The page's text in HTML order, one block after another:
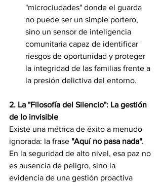
"microciudades" donde el guarda
no puede ser un simple portero,
sino un sensor de inteligencia
comunitaria capaz de identificar
riesgos de oportunidad y proteger
la integridad de las familias frente a
la presión delictiva del entorno.
2. La "Filosofía del Silencio": La gestión
de lo invisible
Existe una métrica de éxito a menudo
ignorada: la frase "Aquí no pasa nada".
En la seguridad de alto nivel, esa paz no
es ausencia de peligro, sino la
evidencia de una gestión proactiva